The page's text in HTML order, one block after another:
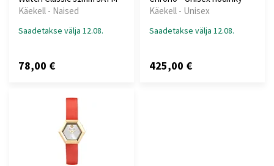
Käekell - Naised
Saadetakse välja 12.08.
78,00 €
Käekell - Unisex
Saadetakse välja 12.08.
425,00 €